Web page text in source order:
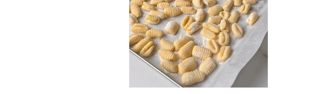
el pollo: pechuga de pollo 2 u,
huevos 2 u, curry , pimienta negra
c/n, sal c/n, pan rallado y semillas de
sesamo Para el aderezo: Mostaza 1
cdta, dientes de ajo 1 u, salsa inglesa
1 cdta, ju